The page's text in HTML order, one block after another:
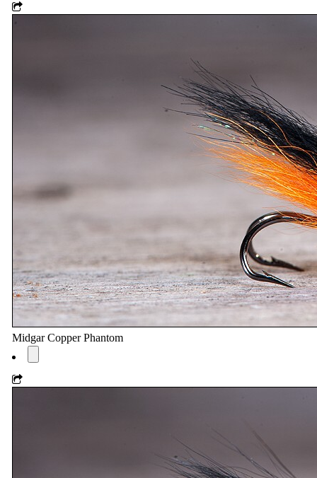
Midgar Copper Phantom